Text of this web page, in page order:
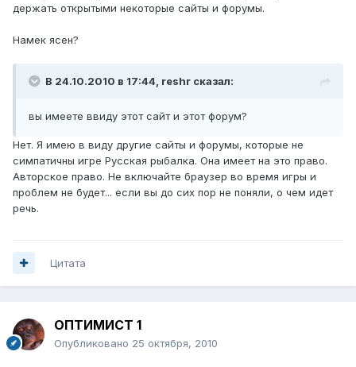
держать открытыми некоторые сайты и форумы.
Намек ясен?
В 24.10.2010 в 17:44, reshr сказал:
вы имеете ввиду этот сайт и этот форум?
Нет. Я имею в виду другие сайты и форумы, которые не
симпатичны игре Русская рыбалка. Она имеет на это право.
Авторское право. Не включайте браузер во время игры и
проблем не будет... если вы до сих пор не поняли, о чем идет
речь.
Цитата
ОПТИМИСТ 1
Опубликовано 25 октября, 2010